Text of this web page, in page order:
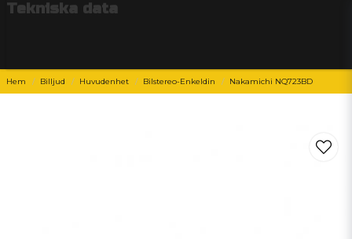
Hem Billjud Huvudenhet Bilstereo-Enkeldin Nakamichi NQ723BD
Tekniska data